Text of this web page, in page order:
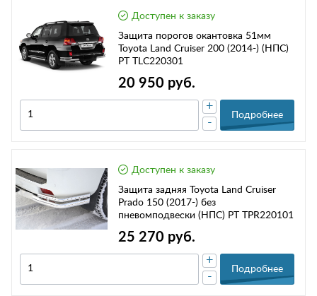
Доступен к заказу
Защита порогов окантовка 51мм
Toyota Land Cruiser 200 (2014-) (НПС)
РТ TLC220301
20 950 руб.
-
+
Подробнее
Доступен к заказу
Защита задняя Toyota Land Cruiser
Prado 150 (2017-) без
пневомподвески (НПС) РТ TPR220101
25 270 руб.
-
+
Подробнее